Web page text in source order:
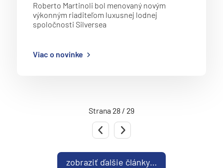
Roberto Martinoli bol menovaný novým
výkonným riaditeľom luxusnej lodnej
spoločnosti Silversea
Viac o novinke
Strana 28 / 29
Predchádzajúca strana
zobraziť ďalšie články…